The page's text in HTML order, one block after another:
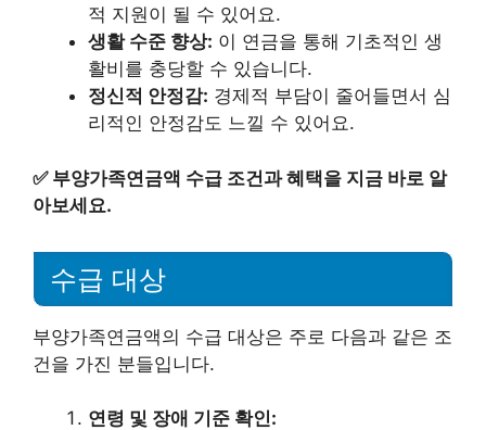
적 지원이 될 수 있어요.
생활 수준 향상: 이 연금을 통해 기초적인 생
활비를 충당할 수 있습니다.
정신적 안정감: 경제적 부담이 줄어들면서 심
리적인 안정감도 느낄 수 있어요.
✅ 부양가족연금액 수급 조건과 혜택을 지금 바로 알
아보세요.
수급 대상
부양가족연금액의 수급 대상은 주로 다음과 같은 조
건을 가진 분들입니다.
연령 및 장애 기준 확인: